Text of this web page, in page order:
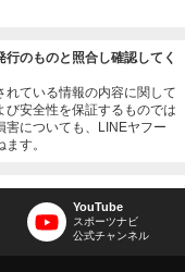
行のものと照合し確認してく
れている情報の内容に関して
安全性を保証するものでは
害についても、LINEヤフー
す。
YouTube
スポーツナビ
公式チャンネル